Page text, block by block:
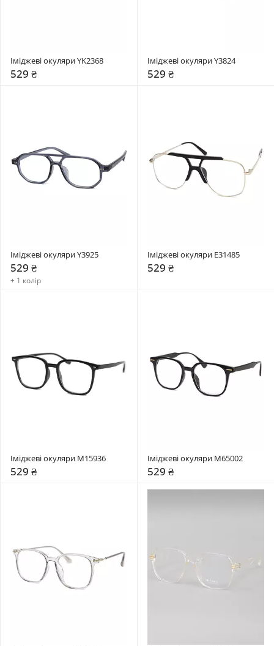
Іміджеві окуляри YK2368
529 ₴
Іміджеві окуляри Y3824
529 ₴
Іміджеві окуляри Y3925
529 ₴
+ 1 колір
Іміджеві окуляри E31485
529 ₴
Іміджеві окуляри М15936
529 ₴
Іміджеві окуляри М65002
529 ₴